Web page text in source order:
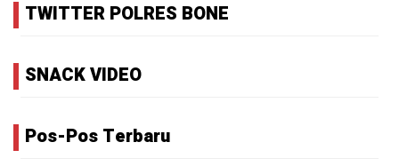
TWITTER POLRES BONE
SNACK VIDEO
Pos-Pos Terbaru